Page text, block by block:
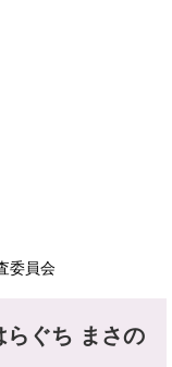
委員会​
らぐち まさの